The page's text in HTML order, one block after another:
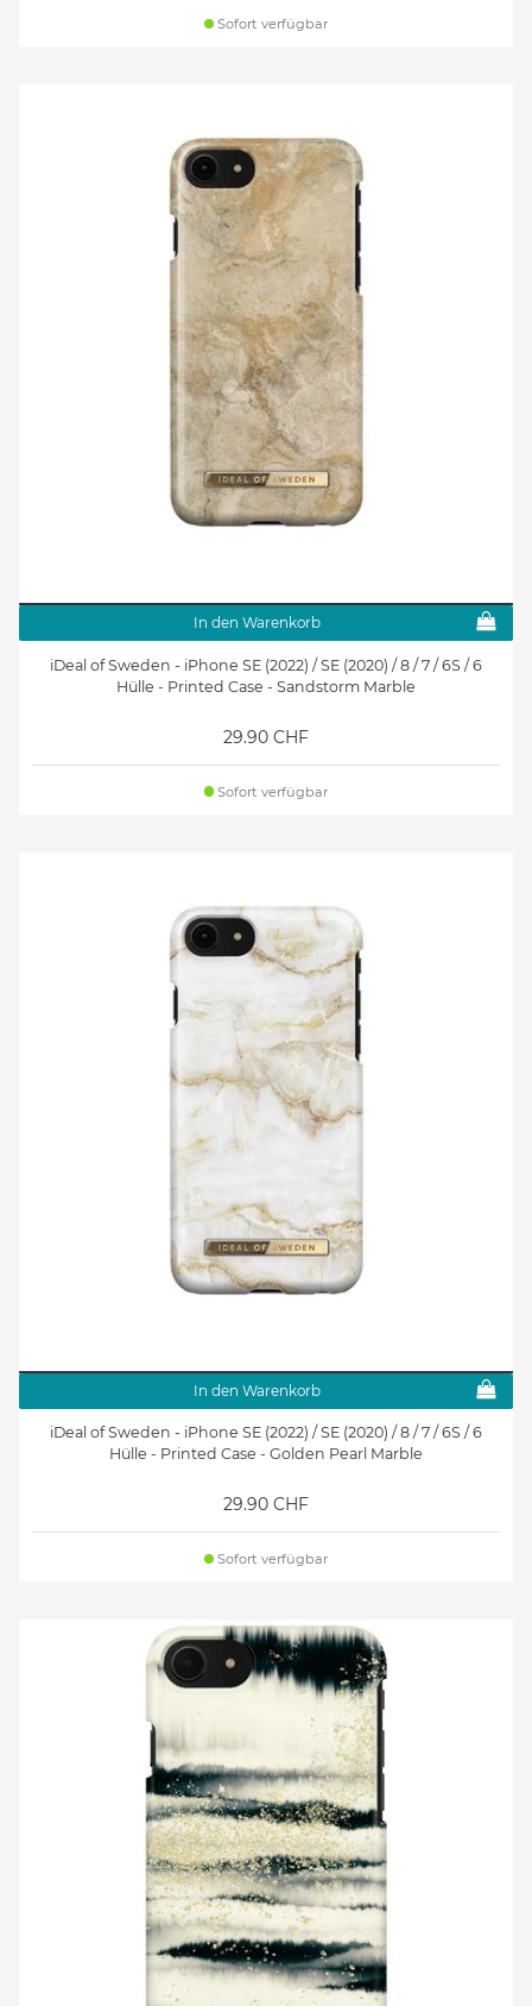
Sofort verfügbar
In den Warenkorb
iDeal of Sweden - iPhone SE (2022) / SE (2020) / 8 / 7 / 6S / 6
Hülle - Printed Case - Sandstorm Marble
29.90 CHF
Sofort verfügbar
In den Warenkorb
iDeal of Sweden - iPhone SE (2022) / SE (2020) / 8 / 7 / 6S / 6
Hülle - Printed Case - Golden Pearl Marble
29.90 CHF
Sofort verfügbar